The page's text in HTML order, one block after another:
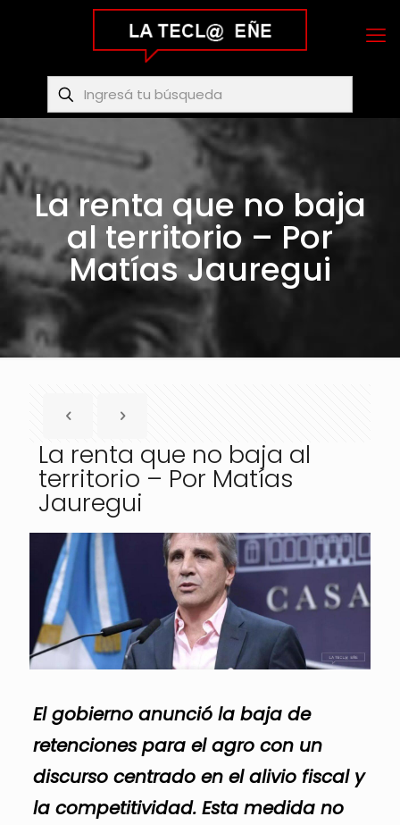
La renta que no baja
al territorio – Por
Matías Jauregui
La renta que no baja al
territorio – Por Matías
Jauregui
El gobierno anunció la baja de
retenciones para el agro con un
discurso centrado en el alivio fiscal y
la competitividad. Esta medida no